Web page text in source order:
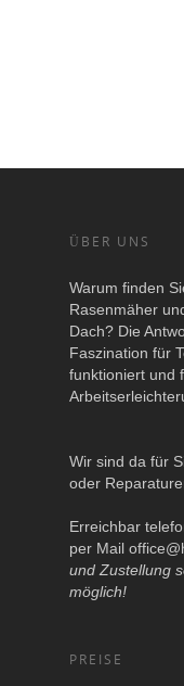
ÜBER UNS
Warum finden
Rasenmäher
Dach? Die
Faszination für
funktioniert und
Wir sind da für
oder
Erreichbar
per Mail
und Zustellung
möglich!
PREISE